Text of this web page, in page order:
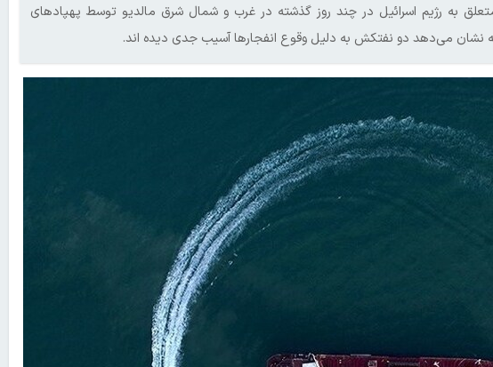
به رژیم اسرائیل در چند روز گذشته در غرب و شمال شرق مالدیو توسط پهپاد‌های
نشان می‌دهد دو نفتکش به دلیل وقوع انفجار‌ها آسیب جدی دیده اند.